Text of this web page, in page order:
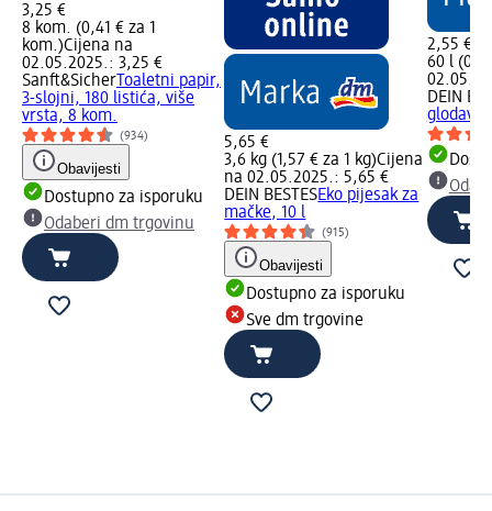
3,25 €
8 kom. (0,41 € za 1
kom.)Cijena na
02.05.2025.: 3,25 €
Sanft&Sicher Toaletni papir,
3-slojni, 180 listića, više
vrsta, 8 kom.
(934)
Obavijesti
Dostupno za isporuku
Odaberi dm trgovinu
5,65 €
3,6 kg (1,57 € za 1 kg)Cijena
na 02.05.2025.: 5,65 €
DEIN BESTESEko pijesak za
mačke, 10 l
(915)
Obavijesti
Dostupno za isporuku
Sve dm trgovine
2,55 €
60 l
DEIN